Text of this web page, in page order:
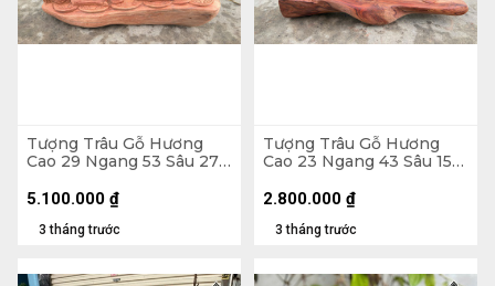
Tượng Trâu Gỗ Hương
Cao 29 Ngang 53 Sâu 27
3 tháng trước
5.100.000 ₫
Tượng Trâu Gỗ Hương
Cao 23 Ngang 43 Sâu 15
3 tháng trước
2.800.000 ₫